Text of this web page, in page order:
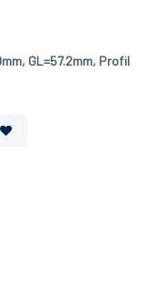
GL=57.2mm, Profil